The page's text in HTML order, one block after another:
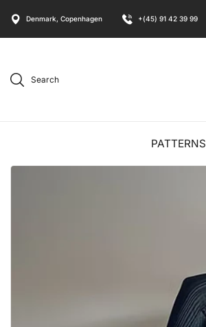
Denmark, Copenhagen +(45) 91 42 39 99
Search
PATTERNS